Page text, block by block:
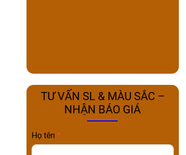
TƯ VẤN SL & MÀU SẮC –
NHẬN BÁO GIÁ
Họ tên